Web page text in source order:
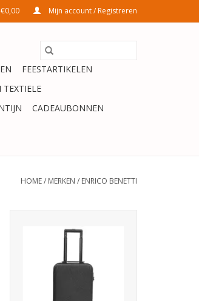
Mijn account / Registreren
FEESTARTIKELEN
TEXTIELE
CADEAUBONNEN
HOME/ MERKEN / ENRICO BENETTI
Trolley Louisville Zwart 35x20x54
TOEVOEGEN AAN WINKELWAGEN